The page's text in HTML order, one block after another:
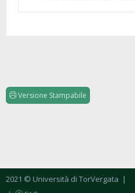
Versione Stampabile
2021 © Università di TorVergata |